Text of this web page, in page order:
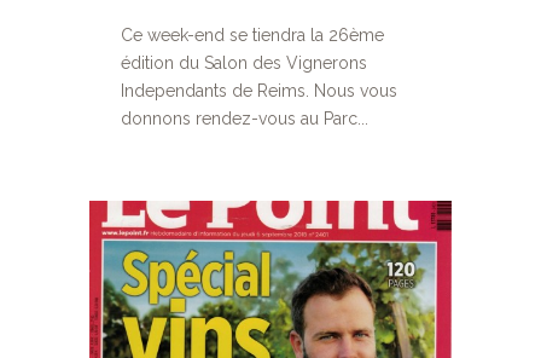
Ce week-end se tiendra la 26ème
édition du Salon des Vignerons
Independants de Reims. Nous vous
donnons rendez-vous au Parc...